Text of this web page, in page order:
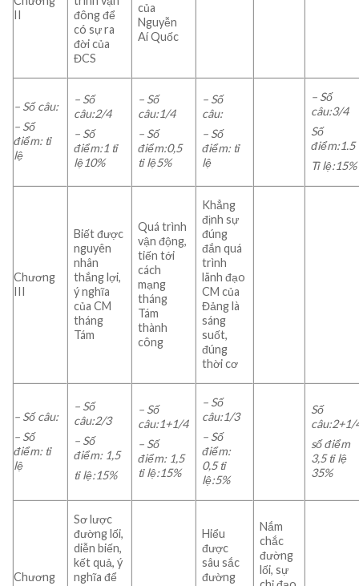
II
đông để
có sự ra
đời của
ĐCS
của
Nguyễn
Aí Quốc
– Số câu:
– Số
điểm: tỉ
lệ
– Số
câu:2/4
– Số
điểm:1 tỉ
lệ10%
– Số
câu:1/4
– Số
điểm:0,5
tỉ lệ5%
– Số
câu:
– Số
điểm: tỉ
lệ
– Số
câu:3/4
Số
điểm:1.5
Tỉ lệ:15%
Chương
III
Biết được
nguyên
nhân
thắng lợi,
ý nghĩa
của CM
tháng
Tám
Quá trình
vận động,
tiến tới
cách
mạng
tháng
Tám
thành
công
Khẳng
định sự
đúng
đắn quá
trình
lãnh đạo
CM của
Đảng là
sáng
suốt,
đúng
thời cơ
– Số câu:
– Số
điểm: tỉ
lệ
– Số
câu:2/3
– Số
điểm: 1,5
tỉ lệ:15%
– Số
câu:1+1/4
– Số
điểm: 1,5
tỉ lệ:15%
– Số
câu:1/3
– Số
điểm:
0,5 tỉ
lệ:5%
Số
câu:2+1/
số điểm
3,5 tỉ lệ
35%
Chương
Sơ lược
đường lối,
diễn biến,
kết quả, ý
nghĩa để
Hiểu
được
sâu sắc
đường
Nắm
chắc
đường
lối, sự